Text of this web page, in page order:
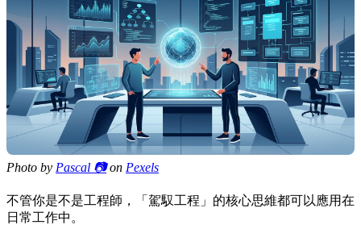
Photo by Pascal 📷on Pexels
不管你是不是工程師，「駕馭工程」的核心思維都可以應用在
日常工作中。